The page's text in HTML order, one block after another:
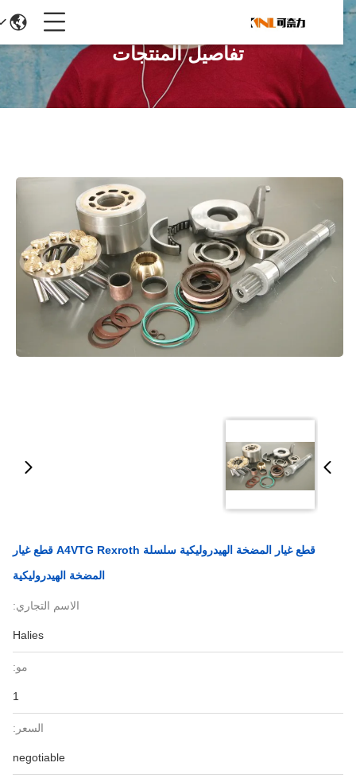
تفاصيل المنتجات
قطع غيار المضخة الهيدروليكية سلسلة A4VTG Rexroth قطع غيار
المضخة الهيدروليكية
الاسم التجاري:
Halies
مو:
السعر:
negotiable